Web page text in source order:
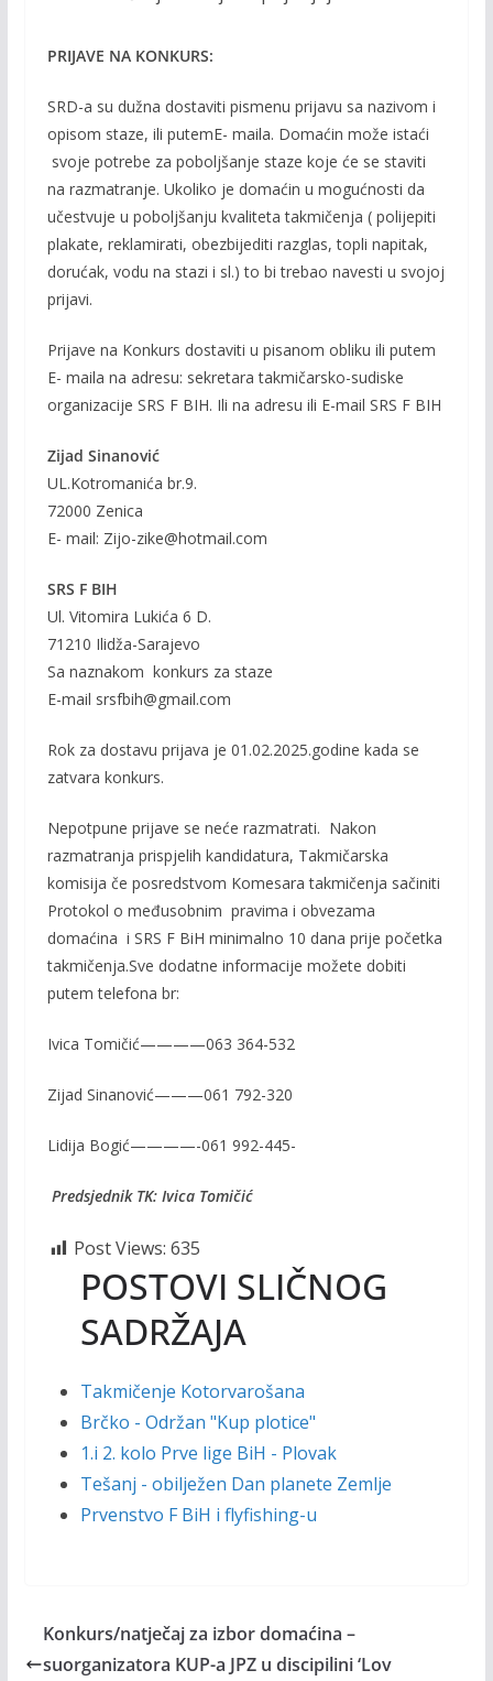
PRIJAVE NA KONKURS:
SRD-a su dužna dostaviti pismenu prijavu sa nazivom i
opisom staze, ili putemE- maila. Domaćin može istaći
svoje potrebe za poboljšanje staze koje će se staviti
na razmatranje. Ukoliko je domaćin u mogućnosti da
učestvuje u poboljšanju kvaliteta takmičenja ( polijepiti
plakate, reklamirati, obezbijediti razglas, topli napitak,
dorućak, vodu na stazi i sl.) to bi trebao navesti u svojoj
prijavi.
Prijave na Konkurs dostaviti u pisanom obliku ili putem
E- maila na adresu: sekretara takmičarsko-sudiske
organizacije SRS F BIH. Ili na adresu ili E-mail SRS F BIH
Zijad Sinanović
UL.Kotromanića br.9.
72000 Zenica
E- mail: Zijo-zike@hotmail.com
SRS F BIH
Ul. Vitomira Lukića 6 D.
71210 Ilidža-Sarajevo
Sa naznakom konkurs za staze
E-mail srsfbih@gmail.com
Rok za dostavu prijava je 01.02.2025.godine kada se
zatvara konkurs.
Nepotpune prijave se neće razmatrati. Nakon
razmatranja prispjelih kandidatura, Takmičarska
komisija če posredstvom Komesara takmičenja sačiniti
Protokol o međusobnim pravima i obvezama
domaćina i SRS F BiH minimalno 10 dana prije početka
takmičenja.Sve dodatne informacije možete dobiti
putem telefona br:
Ivica Tomičić————063 364-532
Zijad Sinanović———061 792-320
Lidija Bogić————-061 992-445-
Predsjednik TK: Ivica Tomičić
Post Views: 635
POSTOVI SLIČNOG
SADRŽAJA
Takmičenje Kotorvarošana
Brčko - Održan "Kup plotice"
1.i 2. kolo Prve lige BiH - Plovak
Tešanj - obilježen Dan planete Zemlje
Prvenstvo F BiH i flyfishing-u
Konkurs/natječaj za izbor domaćina –
suorganizatora KUP-a JPZ u discipilini ‘Lov